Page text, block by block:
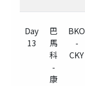
Day
13
巴
馬
科
-
康
BKO
-
CKY